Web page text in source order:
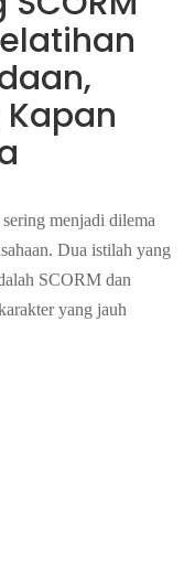
menjadi dilema
Dua istilah yang
SCORM dan
yang jauh